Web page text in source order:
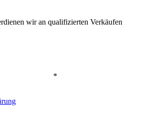
wir an qualifizierten Verkäufen
*